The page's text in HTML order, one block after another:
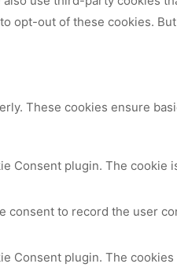
opt-out of these cookies.
These cookies ensure
Consent plugin. The
consent to record the user
Consent plugin. The